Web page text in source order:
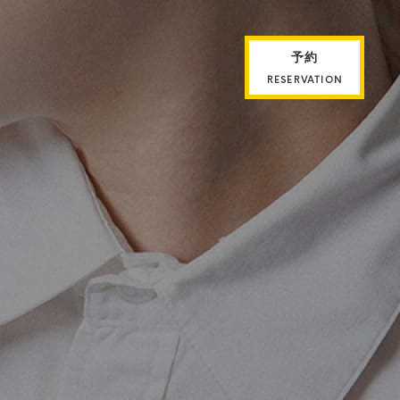
予約
RESERVATION